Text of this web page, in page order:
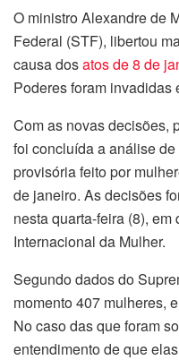
O ministro Alexandre de
Federal (STF), libertou
causa dosatos de 8 de
Poderes foram invadidas
Com as novas decisões,
foi concluída a análise
provisória feito por
de janeiro. As decisões
nesta quarta-feira (8),
Internacional da Mulher.
Segundo dados do
momento 407 mulheres,
No caso das que foram
entendimento de que